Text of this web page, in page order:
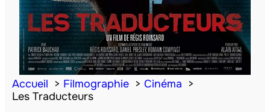
Accueil Filmographie
Cinéma
Les Traducteurs